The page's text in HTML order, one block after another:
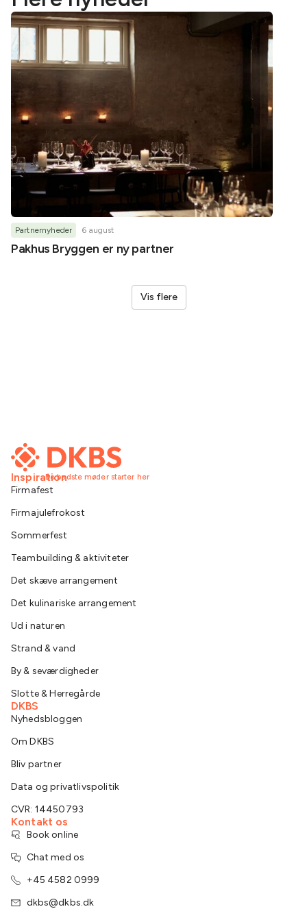
Partnernyheder 6 august
Pakhus Bryggen er ny partner
Vis flere
De bedste møder starter her
Inspiration
Firmafest
Firmajulefrokost
Sommerfest
Teambuilding & aktiviteter
Det skæve arrangement
Det kulinariske arrangement
Ud i naturen
Strand & vand
By & seværdigheder
Slotte & Herregårde
DKBS
Nyhedsbloggen
Om DKBS
Bliv partner
Data og privatlivspolitik
CVR: 14450793
Kontakt os
Book online
Chat med os
+45 4582 0999
dkbs@dkbs.dk